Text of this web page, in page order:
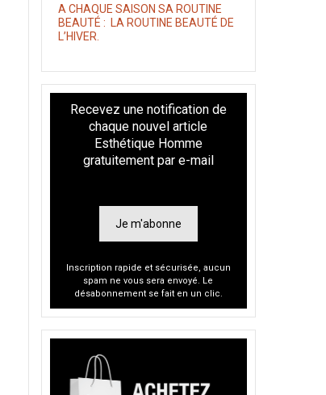
A CHAQUE SAISON SA ROUTINE
BEAUTÉ : LA ROUTINE BEAUTÉ DE
L’HIVER.
Recevez une notification de
chaque nouvel article
Esthétique Homme
gratuitement par e-mail
Je m'abonne
Inscription rapide et sécurisée, aucun
spam ne vous sera envoyé. Le
désabonnement se fait en un clic.